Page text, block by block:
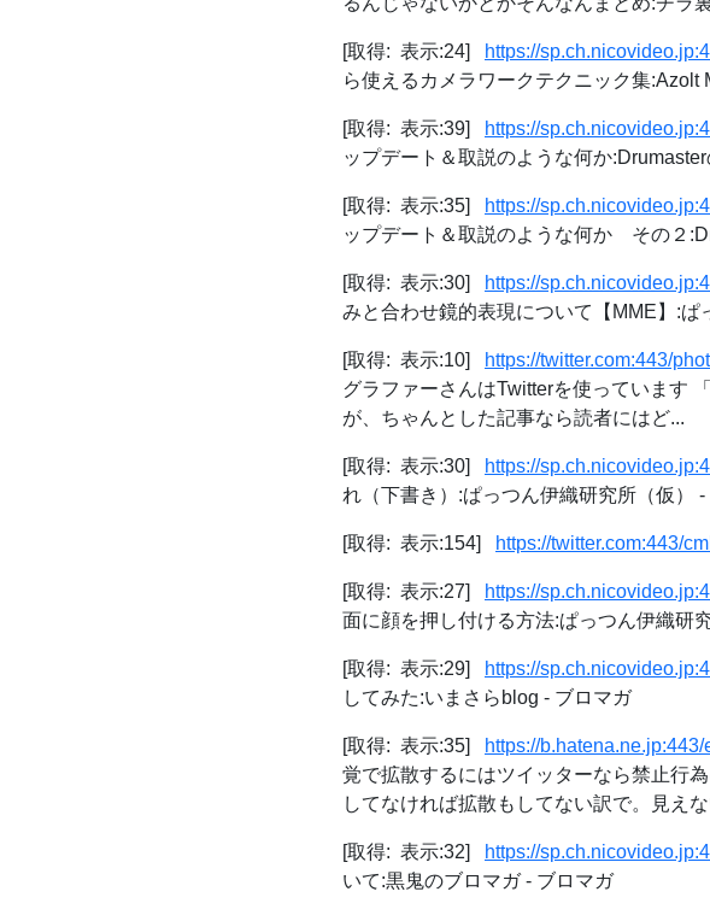
[取得: 表示:24] https://
ら使えるカメラワークテクニック集:Azolt
[取得: 表示:39] https://
ップデート＆取説のような何か
[取得: 表示:35] https://
ップデート＆取説のような何か その２
[取得: 表示:30] https://
みと合わせ鏡的表現について【MME】:
[取得: 表示:10] https://twitter.com:443/
グラファーさんはTwitterを使っています
が、ちゃんとした記事なら読者にはど...
[取得: 表示:30] https://
れ（下書き）:ぱっつん伊織研究所（仮）
[取得: 表示:154] https://twitter.com:443/
[取得: 表示:27] https://
面に顔を押し付ける方法:ぱっつん伊織研
[取得: 表示:29] https://
してみた:いまさらblog - ブロマガ
[取得: 表示:35] https://
覚で拡散するにはツイッターなら禁止行
してなければ拡散もしてない訳で。見え
[取得: 表示:32] https://
いて:黒鬼のブロマガ - ブロマガ